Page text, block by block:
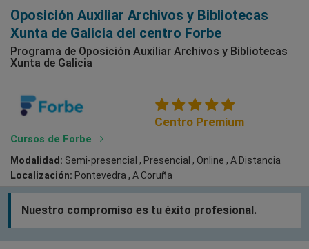
Oposición Auxiliar Archivos y Bibliotecas
Xunta de Galicia del centro Forbe
Programa de Oposición Auxiliar Archivos y Bibliotecas
Xunta de Galicia
Centro Premium
Cursos de Forbe
Modalidad: Semi-presencial , Presencial , Online , A Distancia
Localización: Pontevedra , A Coruña
Nuestro compromiso es tu éxito profesional.